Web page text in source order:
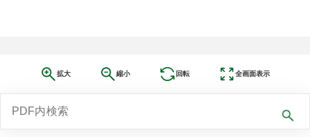
拡大 縮小 回転 全画面表示